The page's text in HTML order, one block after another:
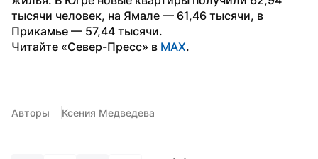
тысячи человек, на Ямале — 61,46 тысячи, в
Прикамье — 57,44 тысячи.
Читайте «Север-Пресс» в MAX.
Авторы Ксения Медведева